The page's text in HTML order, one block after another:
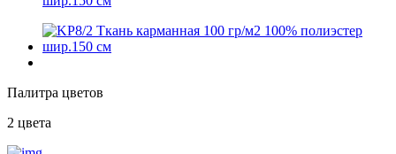
Палитра цветов
2 цвета